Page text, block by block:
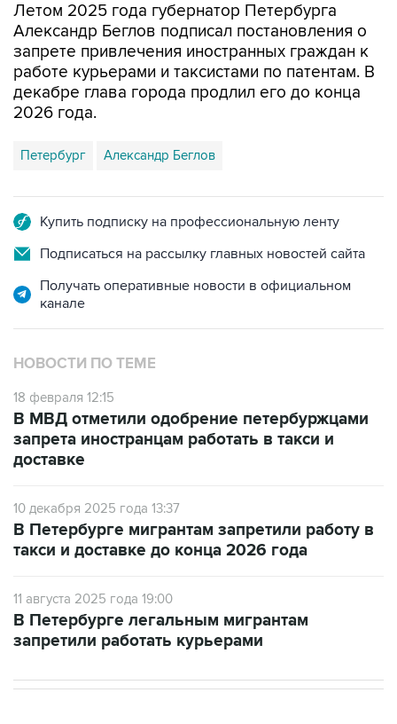
Летом 2025 года губернатор Петербурга
Александр Беглов подписал постановления о
запрете привлечения иностранных граждан к
работе курьерами и таксистами по патентам. В
декабре глава города продлил его до конца
2026 года.
Петербург Александр Беглов
Купить подписку на профессиональную ленту
Подписаться на рассылку главных новостей сайта
Получать оперативные новости в официальном
канале
НОВОСТИ ПО ТЕМЕ
18 февраля 12:15
В МВД отметили одобрение петербуржцами
запрета иностранцам работать в такси и
доставке
10 декабря 2025 года 13:37
В Петербурге мигрантам запретили работу в
такси и доставке до конца 2026 года
11 августа 2025 года 19:00
В Петербурге легальным мигрантам
запретили работать курьерами